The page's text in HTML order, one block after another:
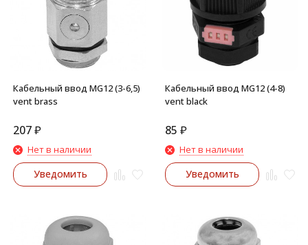
Кабельный ввод MG12 (3-6,5)
vent brass
207₽
Нет в наличии
Уведомить
Кабельный ввод MG12 (4-8)
vent black
85 ₽
Нет в наличии
Уведомить